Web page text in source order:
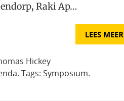
Raki Ap…
LEES MEER
Hickey
. Tags: Symposium.